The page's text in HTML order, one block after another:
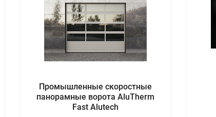
Промышленные скоростные
панорамные ворота AluTherm
Fast Alutech